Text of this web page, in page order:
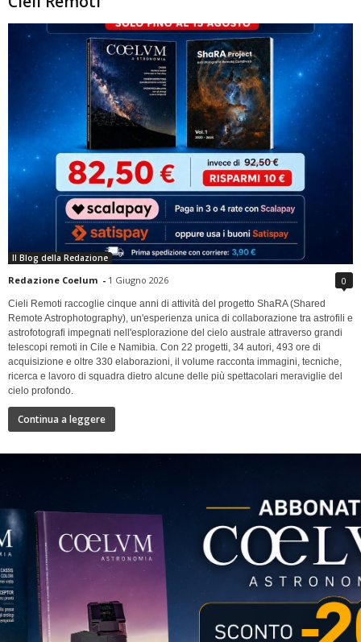
Il Blog della Redazione
Redazione Coelum - 1 Giugno 2026 0
Cieli Remoti raccoglie cinque anni di attività del progetto ShaRA (Shared
Remote Astrophotography), un'esperienza unica di collaborazione tra astrofili e
astrofotografi impegnati nell'esplorazione del cielo australe attraverso grandi
telescopi remoti in Cile e Namibia. Con 22 progetti, 34 autori, 493 ore di
acquisizione e oltre 330 elaborazioni, il volume racconta immagini, tecniche,
ricerca e lavoro di squadra dietro alcune delle più spettacolari meraviglie del
cielo profondo.
Continua a leggere